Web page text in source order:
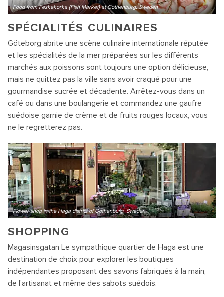
Food from Feskekorka (Fish Market) at Gothenburg, Sweden
SPÉCIALITÉS CULINAIRES
Göteborg abrite une scène culinaire internationale réputée
et les spécialités de la mer préparées sur les différents
marchés aux poissons sont toujours une option délicieuse,
mais ne quittez pas la ville sans avoir craqué pour une
gourmandise sucrée et décadente. Arrêtez-vous dans un
café ou dans une boulangerie et commandez une gaufre
suédoise garnie de crème et de fruits rouges locaux, vous
ne le regretterez pas.
Flower shop in the Haga district of Gothenburg, Sweden.
SHOPPING
Magasinsgatan Le sympathique quartier de Haga est une
destination de choix pour explorer les boutiques
indépendantes proposant des savons fabriqués à la main,
de l'artisanat et même des sabots suédois.